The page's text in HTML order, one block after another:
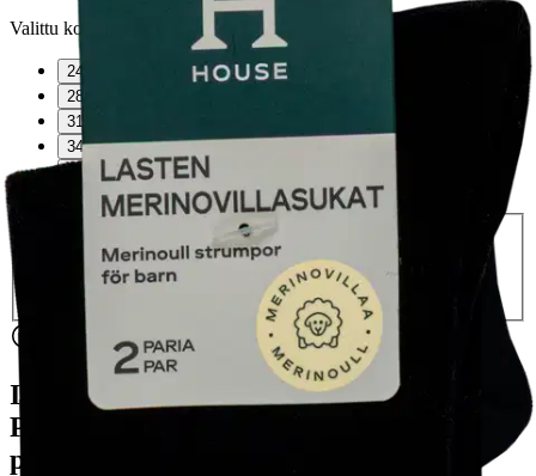
Valittu koko: Valitse koko
24-26
28-30
31-33
34-36
37-39
Valitse toimitustapa
Nouto myymälästä
Ilmainen
Siirry valitsemaan myymälä
Toimitus
Kotiin tai noutopisteeseen
Alk. 0 €
Ilmainen toimitus yli 100 €:n tilauksille
Postin pakettiautomaattiin tai
palvelupisteeseen!